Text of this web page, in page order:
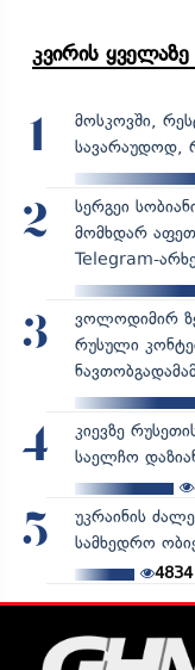
კვირის
1
მოსკოვში,
სავარაუდოდ,
2
სერგეი
მომხდარ
Telegram-
3
ვოლოდიმირ
რუსული
4
კიევზე
საელჩო
5
უკრაინის
სამხედრო
4834